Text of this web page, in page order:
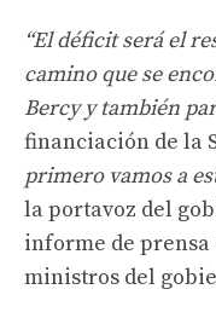
“El déficit será el
camino que se
Bercy y también
financiación de la
primero vamos a
la portavoz del
informe de
ministros del